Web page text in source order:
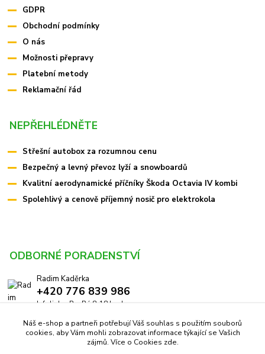
GDPR
Obchodní podmínky
O nás
Možnosti přepravy
Platební metody
Reklamační řád
NEPŘEHLÉDNĚTE
Střešní autobox za rozumnou cenu
Bezpečný a levný převoz lyží a snowboardů
Kvalitní aerodynamické příčníky Škoda Octavia IV kombi
Spolehlivý a cenově příjemný nosič pro elektrokola
ODBORNÉ PORADENSTVÍ
Radim Kaděrka
+420 776 839 986
Infolinka: Po-Pá 8-18 hod.
info@pricniky.cz
Náš e-shop a partneři potřebují Váš souhlas s použitím souborů
cookies, aby Vám mohli zobrazovat informace týkající se Vašich
zájmů. Více o Cookies zde.